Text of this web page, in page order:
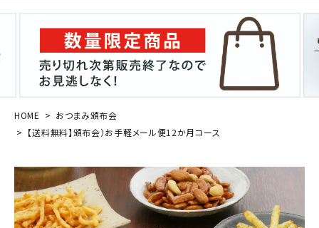
search
ACCOUNT MENU
商品カテゴリー
お酒別オススメ
HOME
おつまみ頒布会
【送料無料】頒布会）お手軽メール便12か月コース